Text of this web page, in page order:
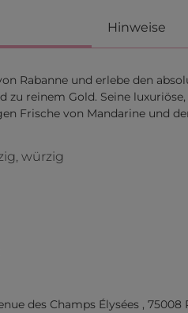
Hinweise
Rabanne und erlebe den
reinem Gold. Seine
Frische von Mandarine und
würzig
des Champs Élysées , 75008